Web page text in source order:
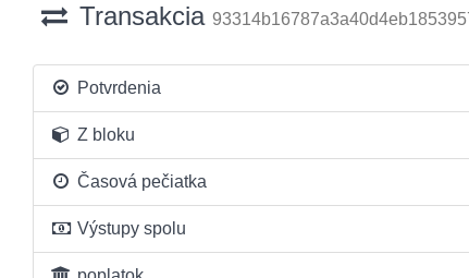
Transakcia
Potvrdenia
Z bloku
Časová pečiatka
Výstupy spolu